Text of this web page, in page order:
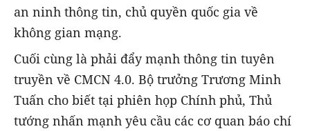
an ninh thông tin, chủ quyền quốc gia về
không gian mạng.
Cuối cùng là phải đẩy mạnh thông tin tuyên
truyền về CMCN 4.0. Bộ trưởng Trương Minh
Tuấn cho biết tại phiên họp Chính phủ, Thủ
tướng nhấn mạnh yêu cầu các cơ quan báo chí